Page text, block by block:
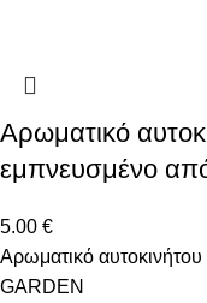
Αρωματικό
εμπνευσμένο
5.00 €
Αρωματικό
GARDEN